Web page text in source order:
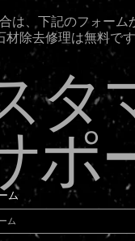
ム
タ
ポ
は、下記のフォーム
除去修理は無料です